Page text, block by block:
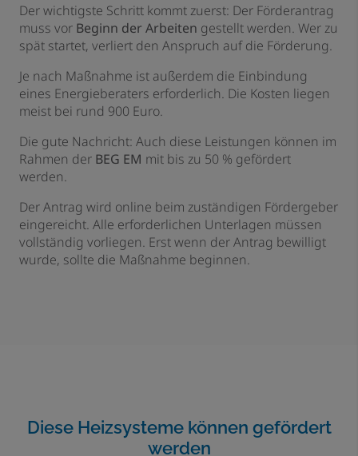
Der wichtigste Schritt kommt zuerst: Der Förderantrag
muss vor Beginn der Arbeiten gestellt werden. Wer zu
spät startet, verliert den Anspruch auf die Förderung.
Je nach Maßnahme ist außerdem die Einbindung
eines Energieberaters erforderlich. Die Kosten liegen
meist bei rund 900 Euro.
Die gute Nachricht: Auch diese Leistungen können im
Rahmen der BEG EM mit bis zu 50 % gefördert
werden.
Der Antrag wird online beim zuständigen Fördergeber
eingereicht. Alle erforderlichen Unterlagen müssen
vollständig vorliegen. Erst wenn der Antrag bewilligt
wurde, sollte die Maßnahme beginnen.
Diese Heizsysteme können gefördert
werden